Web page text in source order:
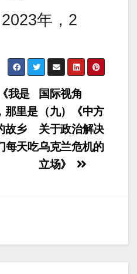
年，2
国际视角
（九）《中方
关于政治解决
乌克兰危机的
立场》
我是
那里是
故乡
每天吃